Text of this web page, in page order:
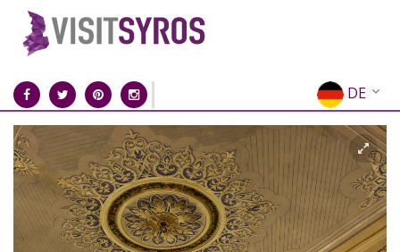
DE
EN
EL
FR
IT